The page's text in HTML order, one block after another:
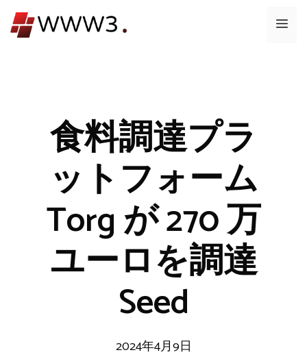
ン
メ
食料調達プラ
ットフォーム
Torg が 270 万
ユーロを調達
Seed
2024年4月9日